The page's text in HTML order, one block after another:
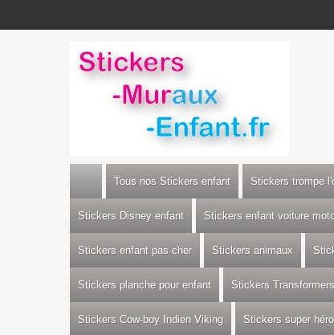
Tous nos Stickers enfant Stickers trompe
Stickers Disney enfant Stickers enfant voiture
Stickers enfant pas cher Stickers animaux
Stickers planche pour enfant Stickers Transformers
Stickers Cow-boy Indien Viking Stickers super